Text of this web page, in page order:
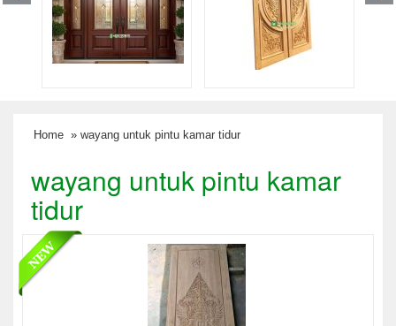
Home » wayang untuk pintu kamar tidur
wayang untuk pintu kamar
tidur